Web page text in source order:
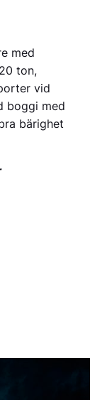
med
ton,
vid
boggi med
bärighet